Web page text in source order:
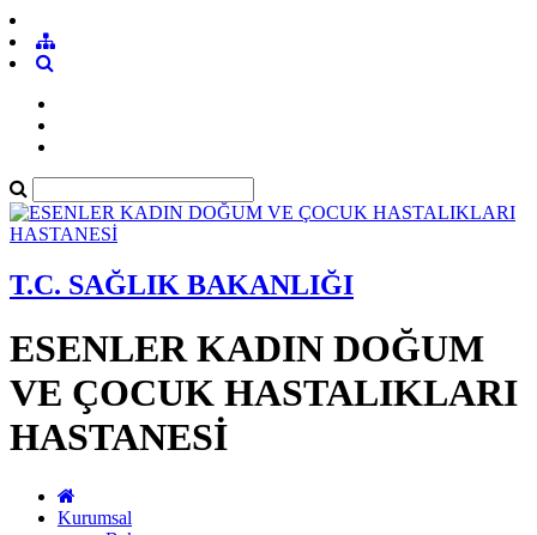
T.C. SAĞLIK BAKANLIĞI
ESENLER KADIN DOĞUM
VE ÇOCUK HASTALIKLARI
HASTANESİ
Kurumsal